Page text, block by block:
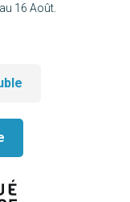
16 Août.